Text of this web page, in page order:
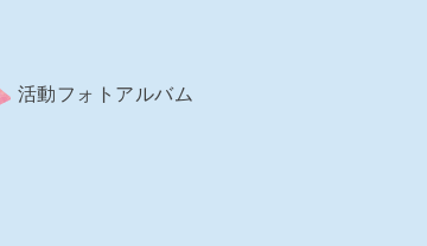
活動フォトアルバム